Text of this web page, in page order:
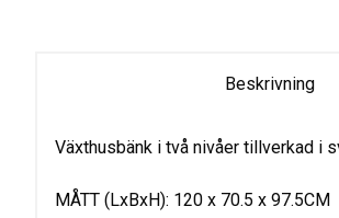
Beskrivning
Växthusbänk i två nivåer tillverkad i
MÅTT (LxBxH): 120 x 70.5 x 97.5CM